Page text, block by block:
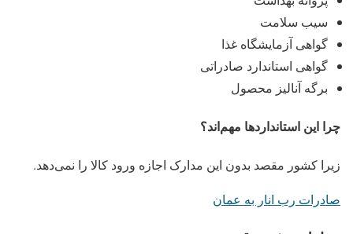
سیب سلامت
گواهی آزمایشگاه غذا
گواهی استاندارد صادراتی
برگه آنالیز محصول
چرا این استانداردها مهم‌اند؟
زیرا کشور مقصد بدون این مدارک اجازه ورود کالا را نمی‌دهد.
صادرات رب انار به عمان